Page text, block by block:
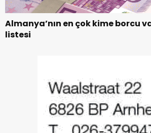
Almanya’nın en çok kime borcu
listesi